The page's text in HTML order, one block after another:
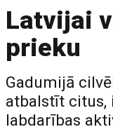
Latvijai
prieku
Gadumijā
atbalstīt citus,
labdarības